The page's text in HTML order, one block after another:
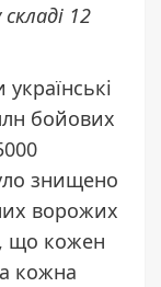
12
бойових
знищено
ворожих
що кожен
кожна